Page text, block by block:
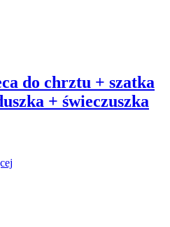
do chrztu + szatka
+ świeczuszka